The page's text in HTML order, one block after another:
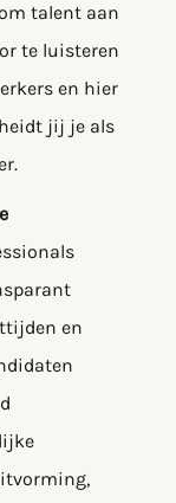
talent aan
te luisteren
en hier
jij je als
en